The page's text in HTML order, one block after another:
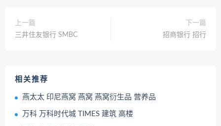
上一篇
三井住友银行 SMBC
下一篇
招商银行 招行
相关推荐
燕太太 印尼燕窝 燕窝 燕窝衍生品 营养品
万科 万科时代城 TIMES 建筑 高楼